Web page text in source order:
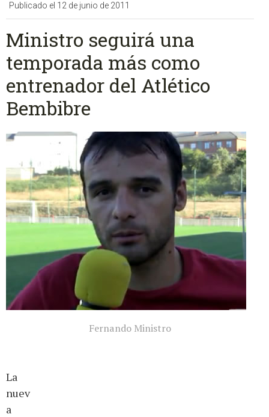
Publicado el 12 de junio de 2011
Ministro seguirá una
temporada más como
entrenador del Atlético
Bembibre
Fernando Ministro
La
nuev
a